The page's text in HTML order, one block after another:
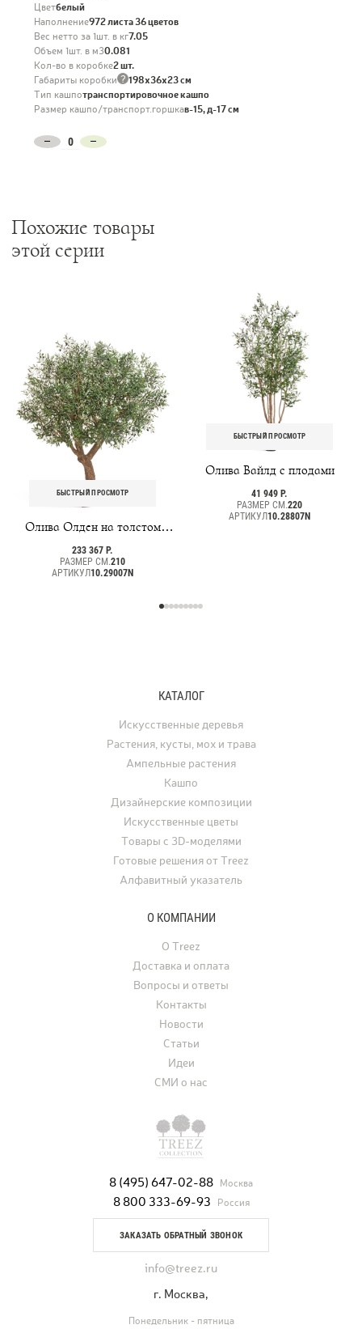
Цветбелый
Наполнение972 листа 36 цветов
Вес нетто за 1шт. в кг7.05
Объем 1шт. в м30.081
Кол-во в коробке2 шт.
Габариты коробки ? 198х36х23 см
Тип кашпотранспортировочное кашпо
Размер кашпо/транспорт.горшкав-15, д-17 см
Похожие товары
этой серии
БЫСТРЫЙ ПРОСМОТР
Олива Олден на толстом
стволе
233 367 Р.
РАЗМЕР СМ.210
АРТИКУЛ10.29007N
БЫСТРЫЙ ПРОСМОТР
Олива Вайлд с плодами
41 949 Р.
РАЗМЕР СМ.220
АРТИКУЛ10.28807N
8 (495) 647-02-88 Москва
8 800 333-69-93 Россия
ЗАКАЗАТЬ ОБРАТНЫЙ ЗВОНОК
info@treez.ru
г. Москва,
Понедельник - пятница
КАТАЛОГ
Искусственные деревья
Растения, кусты, мох и трава
Ампельные растения
Кашпо
Дизайнерские композиции
Искусственные цветы
Товары с 3D-моделями
Готовые решения от Treez
Алфавитный указатель
О КОМПАНИИ
О Treez
Доставка и оплата
Вопросы и ответы
Контакты
Новости
Статьи
Идеи
СМИ о нас